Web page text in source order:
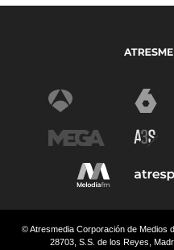
© Atresmedia Corporación de Medios
28703, S.S. de los Reyes,